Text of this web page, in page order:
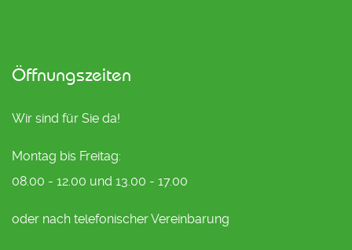
Öffnungszeiten
Wir sind für Sie da!
Montag bis Freitag:
08.00 - 12.00 und 13.00 - 17.00
oder nach telefonischer Vereinbarung